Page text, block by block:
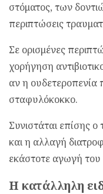
στόματος, των
περιπτώσεις
Σε ορισμένες
χορήγηση
αν η ουδετεροπενία
σταφυλόκοκκο.
Συνιστάται επίσης ο
και η αλλαγή
εκάστοτε αγωγή του
Η κατάλληλη